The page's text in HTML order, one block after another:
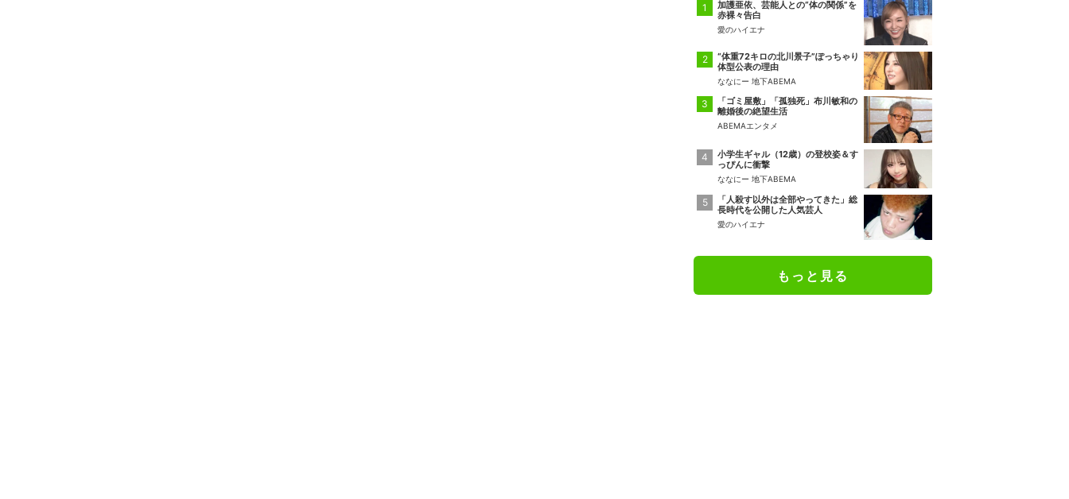
加護亜依、芸能人との“体の関係”を
赤裸々告白
愛のハイエナ
“体重72キロの北川景子”ぽっちゃり
体型公表の理由
ななにー 地下ABEMA
「ゴミ屋敷」「孤独死」布川敏和の
離婚後の絶望生活
ABEMAエンタメ
小学生ギャル（12歳）の登校姿＆す
っぴんに衝撃
ななにー 地下ABEMA
「人殺す以外は全部やってきた」総
長時代を公開した人気芸人
愛のハイエナ
もっと見る